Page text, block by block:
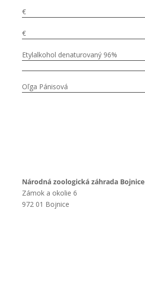
€
€
Etylalkohol denaturovaný 96%
Oľga Pánisová
Národná zoologická záhrada Bojnice
Zámok a okolie 6
972 01 Bojnice